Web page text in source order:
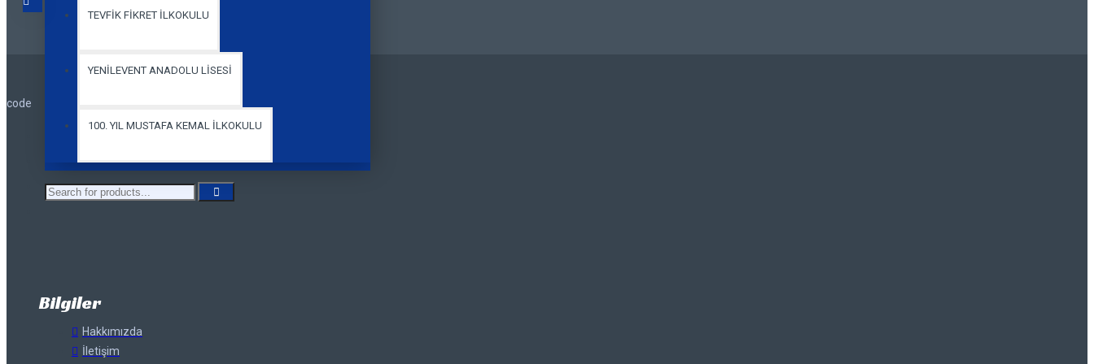
TEVFİK FİKRET İLKOKULU
YENİLEVENT ANADOLU LİSESİ
100. YIL MUSTAFA KEMAL İLKOKULU
code
Bilgiler
Hakkımızda
İletişim